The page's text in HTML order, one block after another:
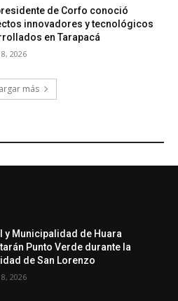
de Corfo conoció
innovadores y tecnológicos
en Tarapacá
2026
más
y Municipalidad de Huara
Punto Verde durante la
de San Lorenzo
2026